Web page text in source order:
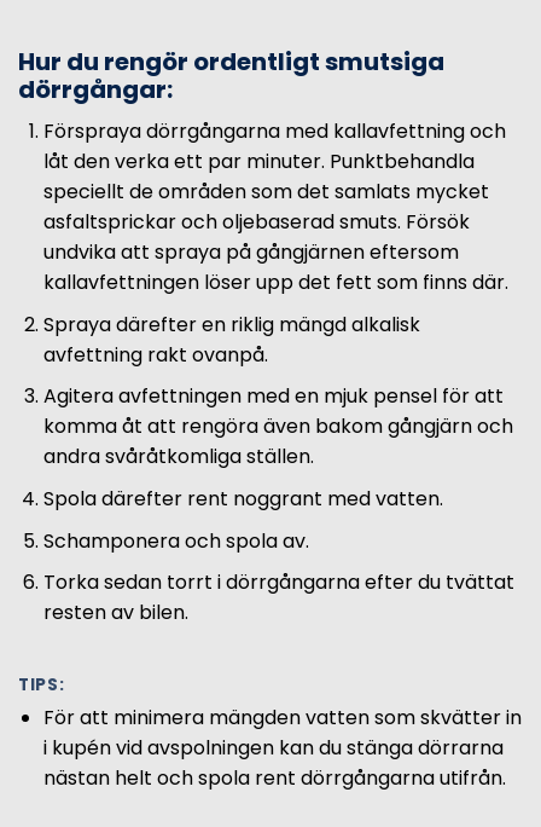
Hur du rengör ordentligt smutsiga
dörrgångar:
Förspraya dörrgångarna med kallavfettning och
låt den verka ett par minuter. Punktbehandla
speciellt de områden som det samlats mycket
asfaltsprickar och oljebaserad smuts. Försök
undvika att spraya på gångjärnen eftersom
kallavfettningen löser upp det fett som finns där.
Spraya därefter en riklig mängd alkalisk
avfettning rakt ovanpå.
Agitera avfettningen med en mjuk pensel för att
komma åt att rengöra även bakom gångjärn och
andra svåråtkomliga ställen.
Spola därefter rent noggrant med vatten.
Schamponera och spola av.
Torka sedan torrt i dörrgångarna efter du tvättat
resten av bilen.
TIPS:
För att minimera mängden vatten som skvätter in
i kupén vid avspolningen kan du stänga dörrarna
nästan helt och spola rent dörrgångarna utifrån.